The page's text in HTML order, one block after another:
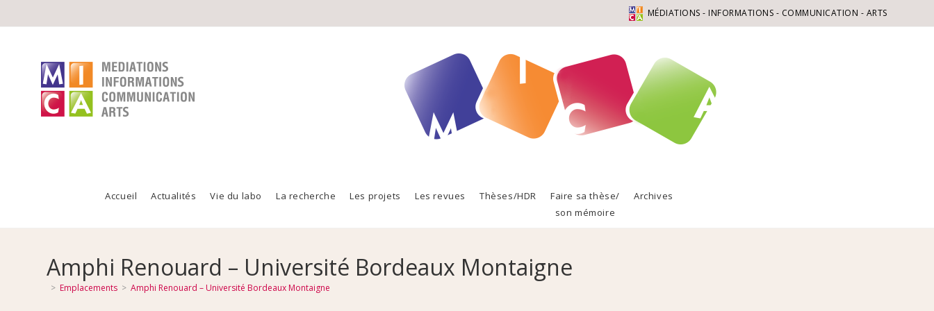
MÉDIATIONS - INFORMATIONS - COMMUNICATION - ARTS
Accueil Actualités Vie du labo La recherche Les projets Les revues Thèses/HDR
Faire sa thèse/
son mémoire
Archives
Amphi Renouard – Université Bordeaux Montaigne
> Emplacements > Amphi Renouard – Université Bordeaux Montaigne